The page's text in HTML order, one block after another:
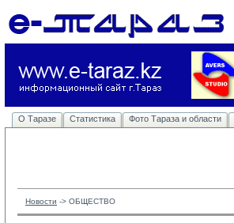
О Таразе Статистика Фото Тараза и области
Новости -> ОБЩЕСТВО